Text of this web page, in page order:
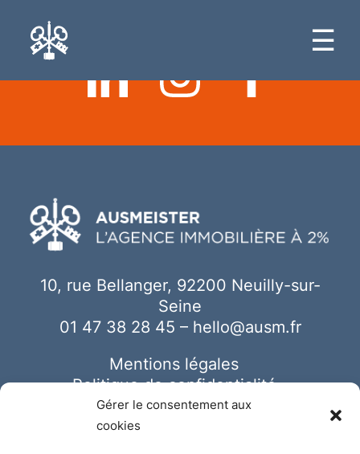
Gérer le consentement aux
cookies
☰
10, rue Bellanger, 92200 Neuilly-sur-
Seine
01 47 38 28 45 – hello@ausm.fr
Mentions légales
Politique de confidentialité
Cookies